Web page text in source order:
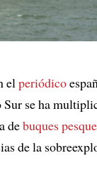
elperiódico
se ha
debuques
de la